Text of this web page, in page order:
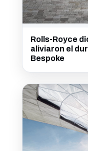
Rolls-Royce
aliviaron el
Bespoke